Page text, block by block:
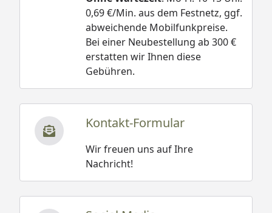
0,69 €/Min. aus dem Festnetz, ggf.
abweichende Mobilfunkpreise.
Bei einer Neubestellung ab 300 €
erstatten wir Ihnen diese
Gebühren.
Kontakt-Formular
Wir freuen uns auf Ihre
Nachricht!